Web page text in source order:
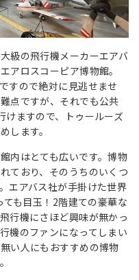
級の飛行機メーカーエアバ
アロスコーピア博物館。
すので絶対に見逃せませ
点ですが、それでも公共
けますので、トゥールーズ
します。
内はとても広いです。博物
ており、そのうちのいくつ
エアバス社が手掛けた世界
も目玉！2階建ての豪華な
行機にさほど興味が無かっ
機のファンになってしまい
い人にもおすすめの博物